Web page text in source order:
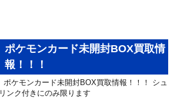
ポケモンカード未開封BOX買取情
報！！！
ポケモンカード未開封BOX買取情報！！！ シュ
リンク付きにのみ限ります